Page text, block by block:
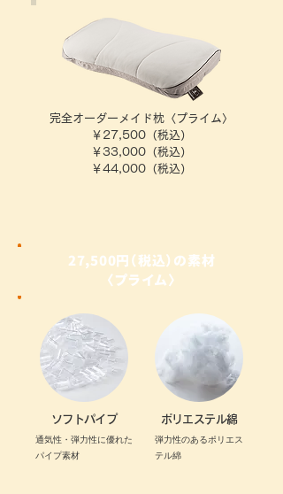
完全オーダーメイド枕〈プライム〉
￥27,500（税込）
￥33,000（税込）
￥44,000（税込）
27,500円（税込）の素材
〈プライム〉
ソフトパイプ
通気性・弾力性に優れた
パイプ素材
ポリエステル綿
弾力性のあるポリエス
テル綿